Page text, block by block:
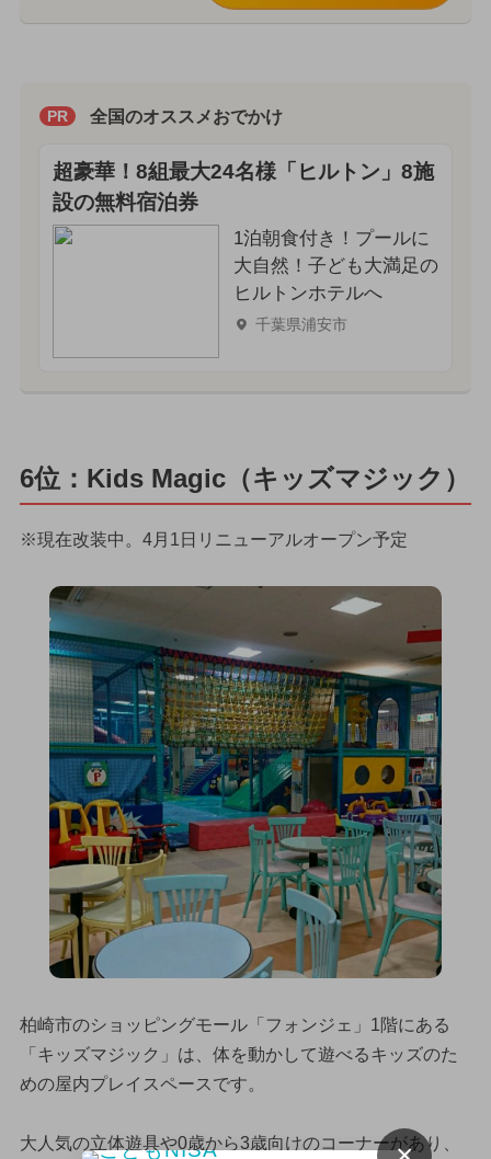
PR 全国のオススメおでかけ
超豪華！8組最大24名様「ヒルトン」8施
設の無料宿泊券
1泊朝食付き！プールに
大自然！子ども大満足の
ヒルトンホテルへ
千葉県浦安市
6位：Kids Magic（キッズマジック）
※現在改装中。4月1日リニューアルオープン予定
柏崎市のショッピングモール「フォンジェ」1階にある
「キッズマジック」は、体を動かして遊べるキッズのた
めの屋内プレイスペースです。
大人気の立体遊具や0歳から3歳向けのコーナーがあり、